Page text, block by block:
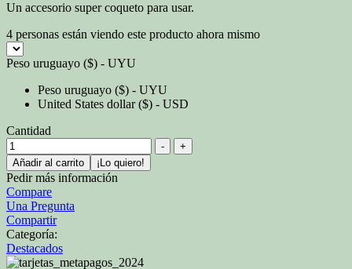
Un accesorio super coqueto para usar.
4 personas están viendo este producto ahora mismo
Peso uruguayo ($) - UYU
Peso uruguayo ($) - UYU
United States dollar ($) - USD
Cantidad
-
+
Añadir al carrito
¡Lo quiero!
Pedir más información
Compare
Una Pregunta
Compartir
Categoría:
Destacados